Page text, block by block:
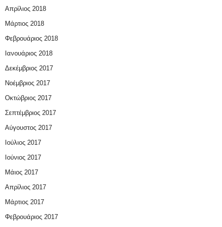
Απρίλιος 2018
Μάρτιος 2018
Φεβρουάριος 2018
Ιανουάριος 2018
Δεκέμβριος 2017
Νοέμβριος 2017
Οκτώβριος 2017
Σεπτέμβριος 2017
Αύγουστος 2017
Ιούλιος 2017
Ιούνιος 2017
Μάιος 2017
Απρίλιος 2017
Μάρτιος 2017
Φεβρουάριος 2017